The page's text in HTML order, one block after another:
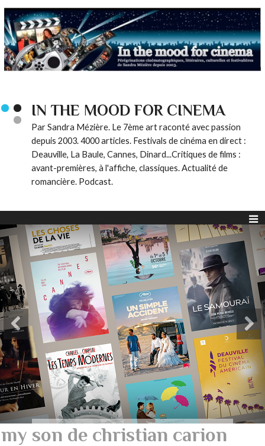
IN THE MOOD FOR CINEMA
Par Sandra Mézière. Le 7ème art raconté avec passion
depuis 2003. 4000 articles. Festivals de cinéma en direct :
Deauville, La Baule, Cannes, Dinard...Critiques de films :
avant-premières, à l'affiche, classiques. Actualité de
romancière. Podcast.
my son de christian carion